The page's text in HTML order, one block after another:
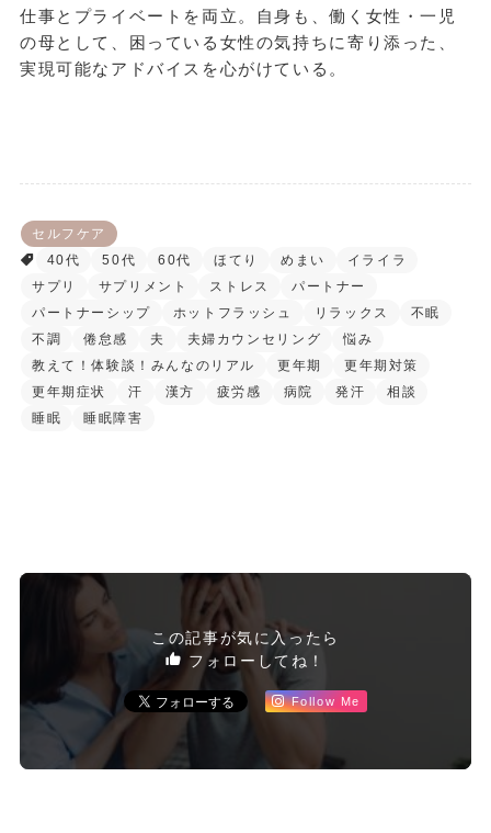
仕事とプライベートを両立。自身も、働く女性・一児
の母として、困っている女性の気持ちに寄り添った、
実現可能なアドバイスを心がけている。
セルフケア
40代
50代 60代 ほてり めまい
イライラ
サプリ
サプリメント ストレス
パートナー
パートナーシップ
ホットフラッシュ リラックス
不眠
不調
倦怠感 夫 夫婦カウンセリング
悩み
教えて！体験談！みんなのリアル
更年期
更年期対策
更年期症状
汗 漢方 疲労感 病院 発汗
相談
睡眠
睡眠障害
この記事が気に入ったら
フォローしてね！
Follow Me